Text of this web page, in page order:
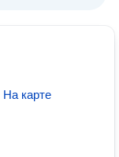
На карте